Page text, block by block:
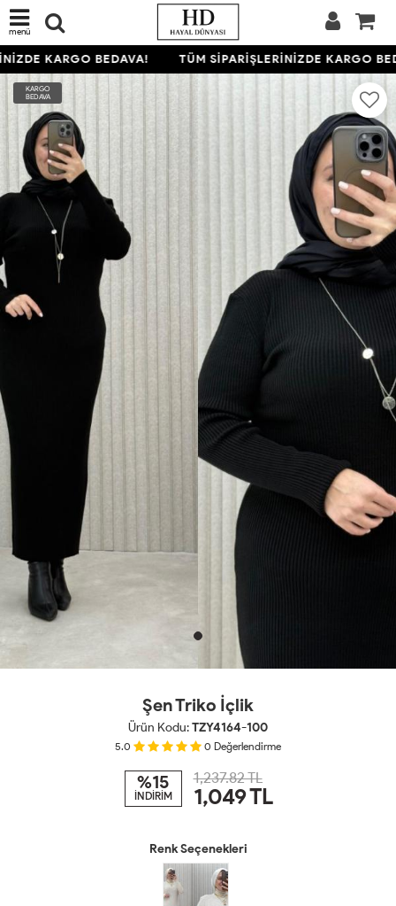
menü
KARGO BEDAVA! TÜM SİPARİŞLERİNİZDE KARGO
KARGO
BEDAVA
Şen Triko İçlik
Ürün Kodu:TZY4164-100
5.0 0 Değerlendirme
%15
İNDİRİM
1,237.82 TL
1,049TL
Renk Seçenekleri